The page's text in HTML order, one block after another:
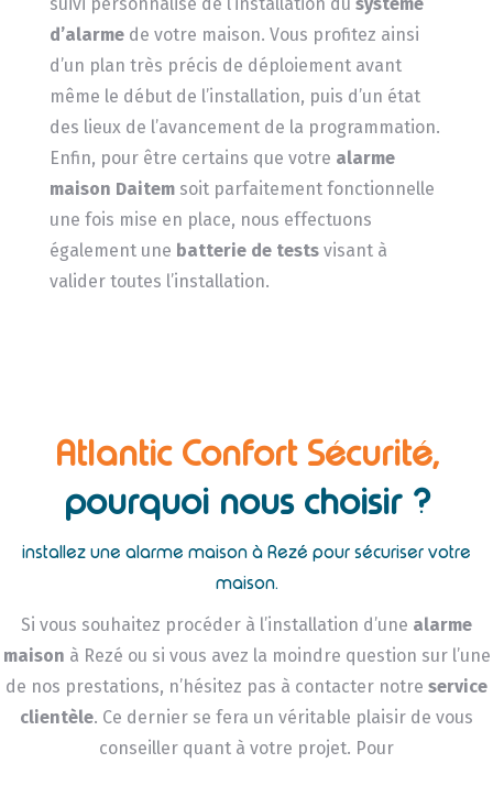
suivi personnalisé de l’installation du système
d’alarmede votre maison. Vous profitez ainsi
d’un plan très précis de déploiement avant
même le début de l’installation, puis d’un état
des lieux de l’avancement de la programmation.
Enfin, pour être certains que votre alarme
maison Daitemsoit parfaitement fonctionnelle
une fois mise en place, nous effectuons
également une batterie de testsvisant à
valider toutes l’installation.
Atlantic Confort Sécurité,
pourquoi nous choisir ?
installez une alarme maison à Rezé pour sécuriser votre
maison.
Si vous souhaitez procéder à l’installation d’une alarme
maison à Rezé ou si vous avez la moindre question sur l’une
de nos prestations, n’hésitez pas à contacter notre service
clientèle. Ce dernier se fera un véritable plaisir de vous
conseiller quant à votre projet. Pour